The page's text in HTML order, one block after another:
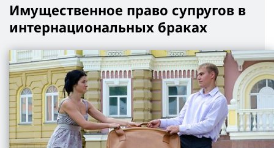
Имущественное право супругов в
интернациональных браках